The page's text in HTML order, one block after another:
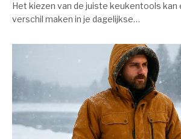
Het kiezen van de juiste keukentools kan
verschil maken in je dagelijkse…